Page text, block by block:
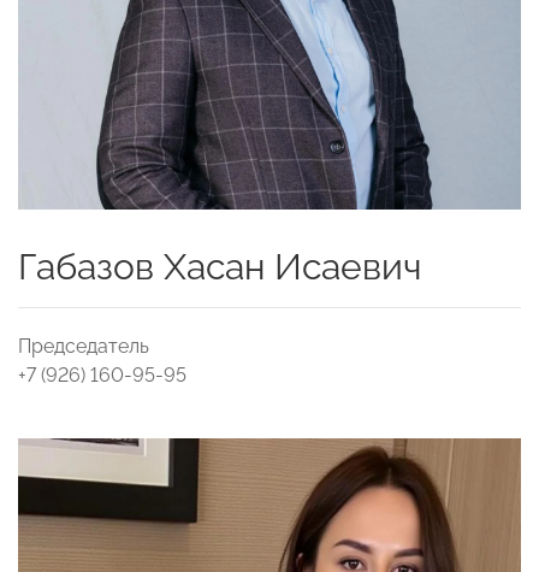
Габазов Хасан Исаевич
Председатель
+7 (926) 160-95-95